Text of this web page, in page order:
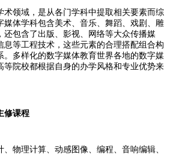
术领域，是从各门学科中提取相关要素而综
媒体学科包含美术、音乐、舞蹈、戏剧、雕
还包含了出版、影视、网络等大众传播媒
息等工程技术，这些元素的合理搭配组合构
。多样化的数字媒体教育世界各地的数字媒
等院校都根据自身的办学风格和专业优势来
修课程
物理计算、动感图像、编程、音响编辑、